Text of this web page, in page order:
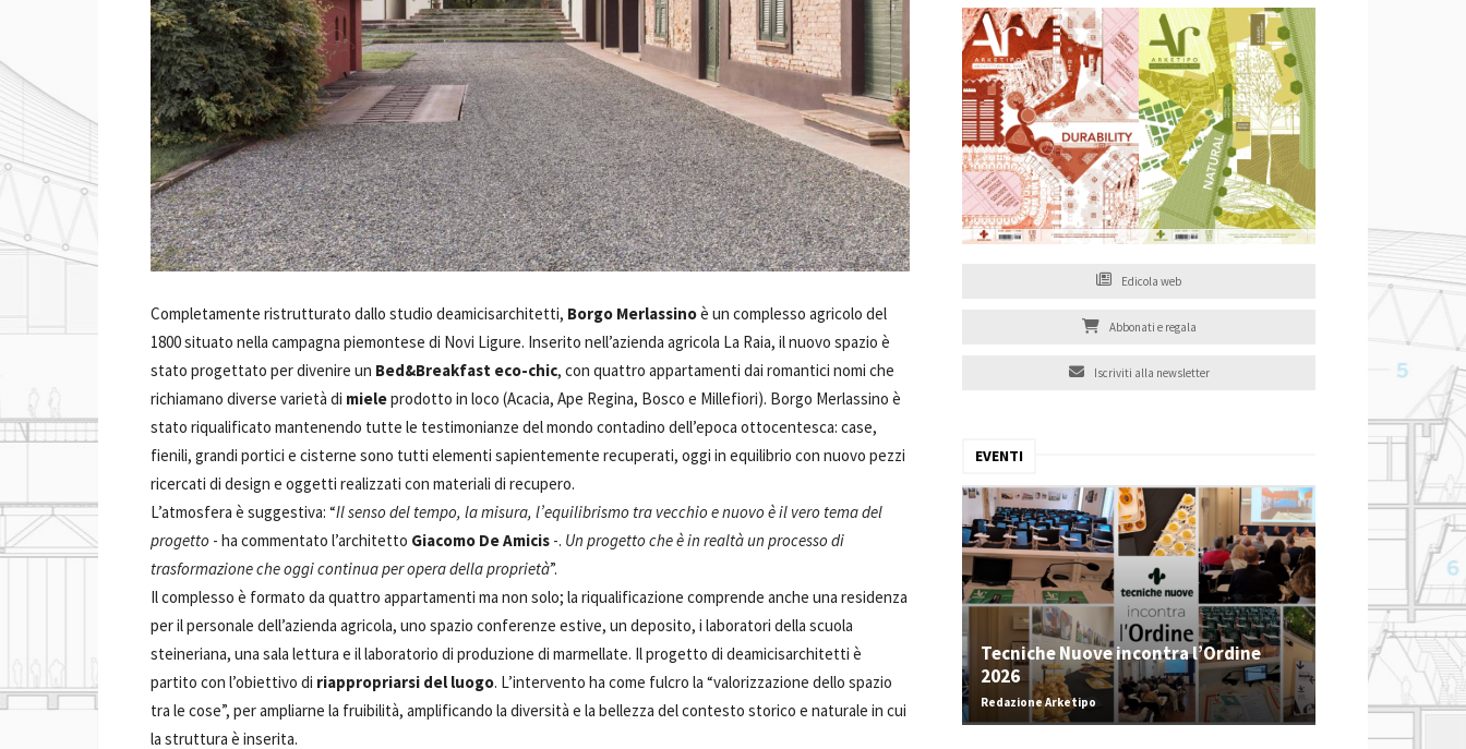
Completamente ristrutturato dallo studio deamicisarchitetti, Borgo Merlassinoè un complesso agricolo del
1800 situato nella campagna piemontese di Novi Ligure. Inserito nell’azienda agricola La Raia, il nuovo spazio è
stato progettato per divenire un Bed&Breakfast eco-chic, con quattro appartamenti dai romantici nomi che
richiamano diverse varietà di mieleprodotto in loco (Acacia, Ape Regina, Bosco e Millefiori). Borgo Merlassino è
stato riqualificato mantenendo tutte le testimonianze del mondo contadino dell’epoca ottocentesca: case,
fienili, grandi portici e cisterne sono tutti elementi sapientemente recuperati, oggi in equilibrio con nuovo pezzi
ricercati di design e oggetti realizzati con materiali di recupero.
L’atmosfera è suggestiva: “Il senso del tempo, la misura, l’equilibrismo tra vecchio e nuovo è il vero tema del
progetto - ha commentato l’architetto Giacomo De Amicis -. Un progetto che è in realtà un processo di
trasformazione che oggi continua per opera della proprietà”.
Il complesso è formato da quattro appartamenti ma non solo; la riqualificazione comprende anche una residenza
per il personale dell’azienda agricola, uno spazio conferenze estive, un deposito, i laboratori della scuola
steineriana, una sala lettura e il laboratorio di produzione di marmellate. Il progetto di deamicisarchitetti è
partito con l’obiettivo di riappropriarsi del luogo. L’intervento ha come fulcro la “valorizzazione dello spazio
tra le cose”, per ampliarne la fruibilità, amplificando la diversità e la bellezza del contesto storico e naturale in cui
la struttura è inserita.
Edicola web
Abbonati e regala
Iscriviti alla newsletter
EVENTI
Tecniche Nuove incontra l’Ordine
2026
Redazione Arketipo